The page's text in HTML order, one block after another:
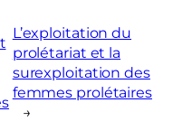
L’exploitation du
prolétariat et la
surexploitation des
femmes prolétaires
→